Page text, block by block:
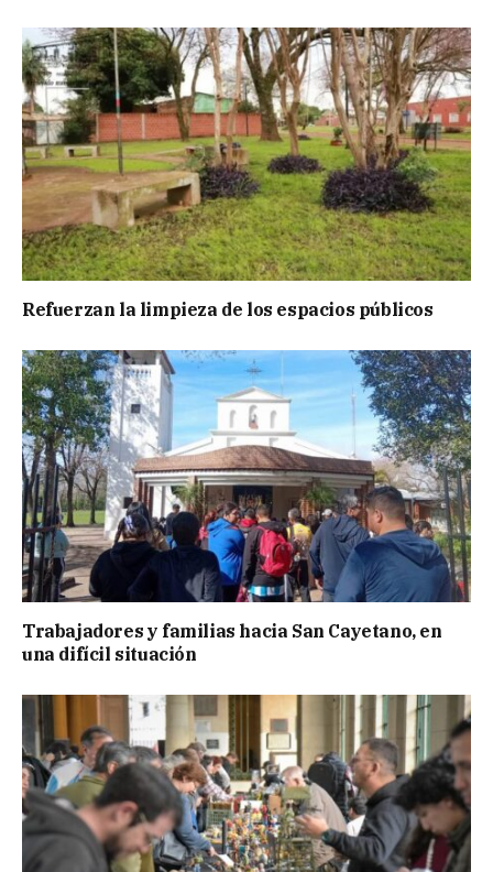
Refuerzan la limpieza de los espacios públicos
Trabajadores y familias hacia San Cayetano, en
una difícil situación